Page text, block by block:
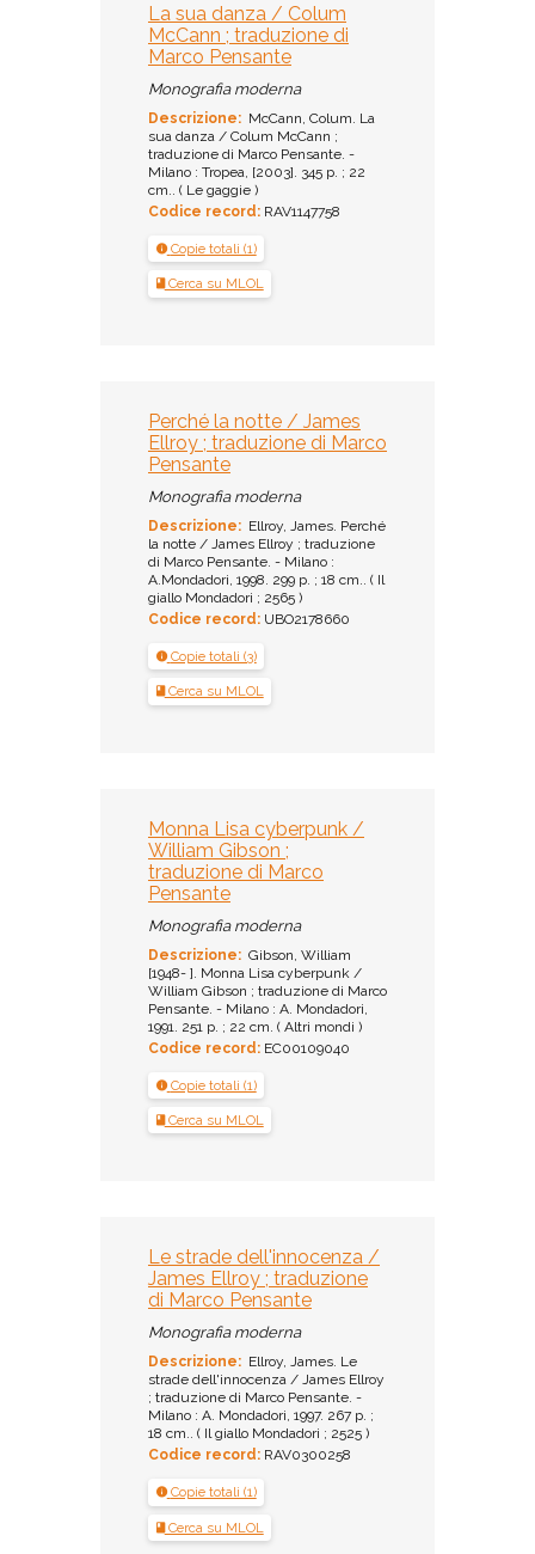
La sua danza / Colum
McCann ; traduzione di
Marco Pensante
Monografia moderna
Descrizione: McCann, Colum. La
sua danza / Colum McCann ;
traduzione di Marco Pensante. -
Milano : Tropea, [2003]. 345 p. ; 22
cm.. ( Le gaggie )
Codice record: RAV1147758
Copie totali (1)
Cerca su MLOL
Perché la notte / James
Ellroy ; traduzione di Marco
Pensante
Monografia moderna
Descrizione: Ellroy, James. Perché
la notte / James Ellroy ; traduzione
di Marco Pensante. - Milano :
A.Mondadori, 1998. 299 p. ; 18 cm.. ( Il
giallo Mondadori ; 2565 )
Codice record: UBO2178660
Copie totali (3)
Cerca su MLOL
Monna Lisa cyberpunk /
William Gibson ;
traduzione di Marco
Pensante
Monografia moderna
Descrizione: Gibson, William
[1948- ]. Monna Lisa cyberpunk /
William Gibson ; traduzione di Marco
Pensante. - Milano : A. Mondadori,
1991. 251 p. ; 22 cm. ( Altri mondi )
Codice record: EC00109040
Copie totali (1)
Cerca su MLOL
Le strade dell'innocenza /
James Ellroy ; traduzione
di Marco Pensante
Monografia moderna
Descrizione: Ellroy, James. Le
strade dell'innocenza / James Ellroy
; traduzione di Marco Pensante. -
Milano : A. Mondadori, 1997. 267 p. ;
18 cm.. ( Il giallo Mondadori ; 2525 )
Codice record: RAV0300258
Copie totali (1)
Cerca su MLOL